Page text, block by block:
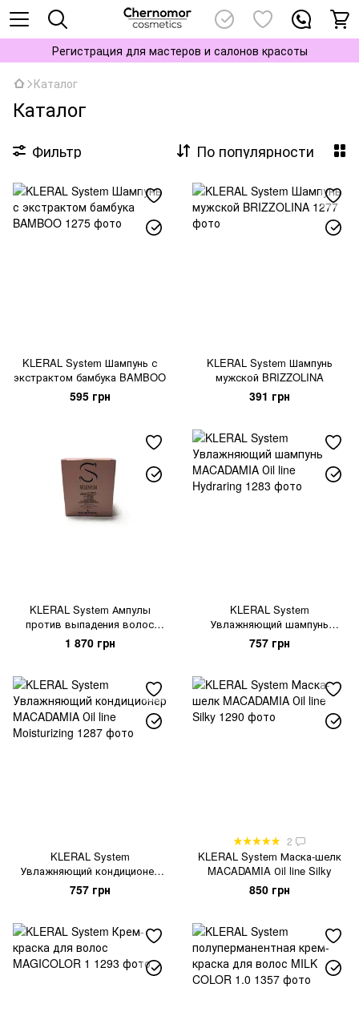
Регистрация для мастеров и салонов красоты
Каталог
Каталог
Фильтр По популярности
KLERAL System Шампунь с
экстрактом бамбука BAMBOO
595 грн
KLERAL System Шампунь
мужской BRIZZOLINA
391 грн
KLERAL System Ампулы
против выпадения волос
SELENIUM DERMIN PLUS
1 870 грн
KLERAL System
Увлажняющий шампунь
MACADAMIA Оil line Hydraring
757 грн
KLERAL System
Увлажняющий кондиционер
MACADAMIA Оil line
Moisturizing
757 грн
2
KLERAL System Маска-шелк
MACADAMIA Оil line Silky
850 грн